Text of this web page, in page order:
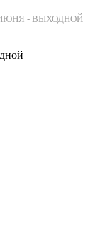
ИЮНЯ - ВЫХОДНОЙ